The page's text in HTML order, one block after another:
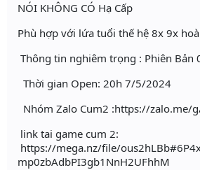
NÓI KHÔNG CÓ Hạ Cấp
Phù hợp với lứa tuổi thế hệ 8x 9x
Thông tin nghiêm trọng : Phiên Bản
Thời gian Open: 20h 7/5/2024
Nhóm Zalo Cum2 :https://zalo.me/
link tai game cum 2:
https://mega.nz/file/
mp0zbAdbPI3gb1NnH2UFhhM